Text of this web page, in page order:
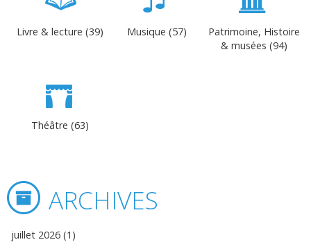
Livre & lecture (39) Musique (57)
Patrimoine, Histoire
& musées (94)
Théâtre (63)
ARCHIVES
juillet 2026 (1)